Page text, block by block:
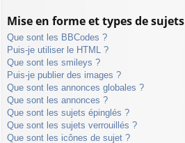
Mise en forme et types de sujets
Que sont les BBCodes ?
Puis-je utiliser le HTML ?
Que sont les smileys ?
Puis-je publier des images ?
Que sont les annonces globales ?
Que sont les annonces ?
Que sont les sujets épinglés ?
Que sont les sujets verrouillés ?
Que sont les icônes de sujet ?